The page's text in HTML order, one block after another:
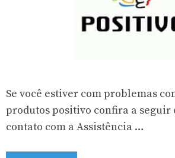
Se você estiver com problemas
produtos positivo confira a seguir
contato com a Assistência …